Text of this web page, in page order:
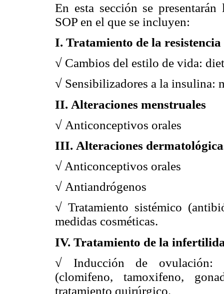
En esta sección se
SOP en el que se incluyen:
I. Tratamiento de la
√ Cambios del estilo de vida:
√ Sensibilizadores a la insulina:
II. Alteraciones menstruales
√ Anticonceptivos orales
III. Alteraciones
√ Anticonceptivos orales
√ Antiandrógenos
√ Tratamiento sistémico
medidas cosméticas.
IV. Tratamiento de la
√ Inducción de ovulación:
(clomifeno, tamoxifeno,
tratamiento quirúrgico.